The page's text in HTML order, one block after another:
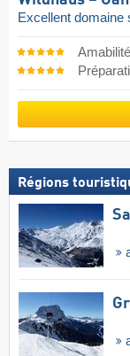
Excellent domaine
Régions